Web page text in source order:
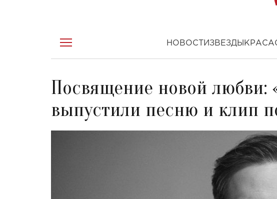
НОВОСТИ ЗВЕЗДЫ КРАСА
Посвящение новой любви:
выпустили песню и клип